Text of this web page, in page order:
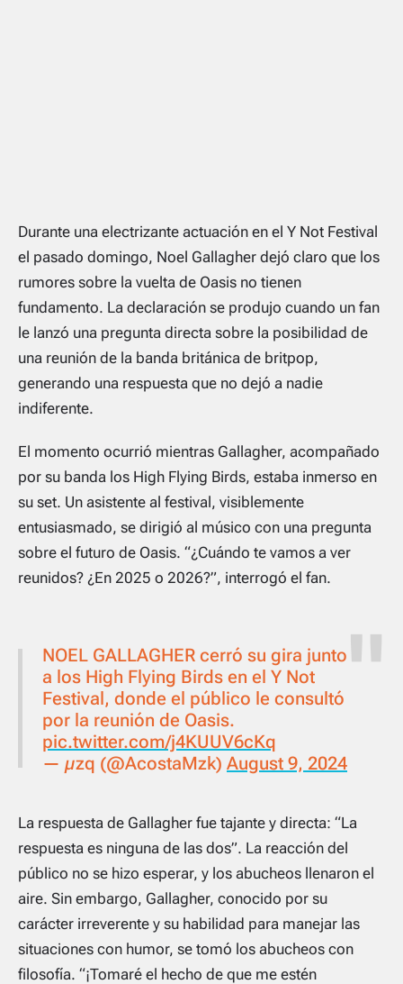
Durante una electrizante actuación en el Y Not Festival
el pasado domingo, Noel Gallagher dejó claro que los
rumores sobre la vuelta de Oasis no tienen
fundamento. La declaración se produjo cuando un fan
le lanzó una pregunta directa sobre la posibilidad de
una reunión de la banda británica de britpop,
generando una respuesta que no dejó a nadie
indiferente.
El momento ocurrió mientras Gallagher, acompañado
por su banda los High Flying Birds, estaba inmerso en
su set. Un asistente al festival, visiblemente
entusiasmado, se dirigió al músico con una pregunta
sobre el futuro de Oasis. “¿Cuándo te vamos a ver
reunidos? ¿En 2025 o 2026?”, interrogó el fan.
NOEL GALLAGHER cerró su gira junto
a los High Flying Birds en el Y Not
Festival, donde el público le consultó
por la reunión de Oasis.
pic.twitter.com/j4KUUV6cKq
— µzq (@AcostaMzk) August 9, 2024
La respuesta de Gallagher fue tajante y directa: “La
respuesta es ninguna de las dos”. La reacción del
público no se hizo esperar, y los abucheos llenaron el
aire. Sin embargo, Gallagher, conocido por su
carácter irreverente y su habilidad para manejar las
situaciones con humor, se tomó los abucheos con
filosofía. “¡Tomaré el hecho de que me estén